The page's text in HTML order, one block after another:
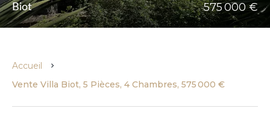
Biot 575 000 €
Accueil
Vente Villa Biot, 5 Pièces, 4 Chambres, 575 000 €